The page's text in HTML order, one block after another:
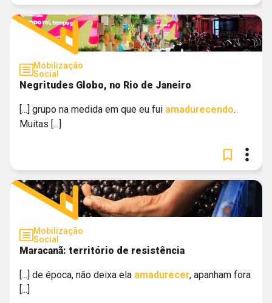
Mobilização
Social
Negritudes Globo, no Rio de Janeiro
[...] grupo na medida em que eu fui amadurecendo.
Muitas [...]
Mobilização
Social
Maracanã: território de resistência
[...] de época, não deixa ela amadurecer, apanham fora
[...]